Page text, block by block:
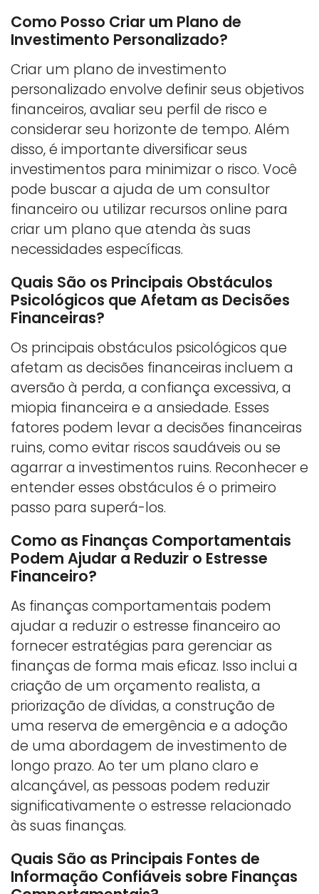
Como Posso Criar um Plano de
Investimento Personalizado?
Criar um plano de investimento
personalizado envolve definir seus objetivos
financeiros, avaliar seu perfil de risco e
considerar seu horizonte de tempo. Além
disso, é importante diversificar seus
investimentos para minimizar o risco. Você
pode buscar a ajuda de um consultor
financeiro ou utilizar recursos online para
criar um plano que atenda às suas
necessidades específicas.
Quais São os Principais Obstáculos
Psicológicos que Afetam as Decisões
Financeiras?
Os principais obstáculos psicológicos que
afetam as decisões financeiras incluem a
aversão à perda, a confiança excessiva, a
miopia financeira e a ansiedade. Esses
fatores podem levar a decisões financeiras
ruins, como evitar riscos saudáveis ou se
agarrar a investimentos ruins. Reconhecer e
entender esses obstáculos é o primeiro
passo para superá-los.
Como as Finanças Comportamentais
Podem Ajudar a Reduzir o Estresse
Financeiro?
As finanças comportamentais podem
ajudar a reduzir o estresse financeiro ao
fornecer estratégias para gerenciar as
finanças de forma mais eficaz. Isso inclui a
criação de um orçamento realista, a
priorização de dívidas, a construção de
uma reserva de emergência e a adoção
de uma abordagem de investimento de
longo prazo. Ao ter um plano claro e
alcançável, as pessoas podem reduzir
significativamente o estresse relacionado
às suas finanças.
Quais São as Principais Fontes de
Informação Confiáveis sobre Finanças